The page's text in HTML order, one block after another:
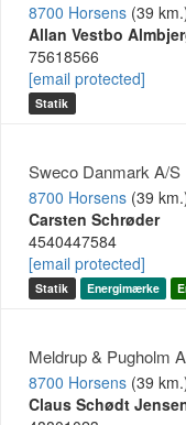
8700 Horsens (39
Allan Vestbo
75618566
[email protected]
Statik
Sweco Danmark A/S
8700 Horsens (39
Carsten Schrøder
4540447584
[email protected]
Statik Energimærke
Meldrup & Pugholm
8700 Horsens (39
Claus Schødt